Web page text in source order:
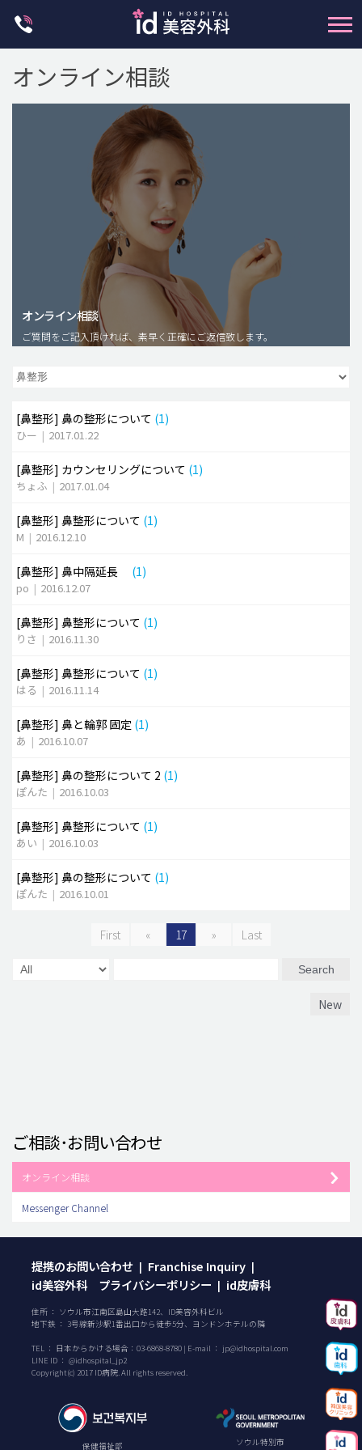
脂肪注入(アンチエイジング)
豊胸手術・バストアップ
メンズ整形
idリアルストーリー
idニュース
安全整形
ご相談のお問い合わせ
オンライン相談
オンライン相談
ご質問をご記入頂ければ、素早く正確にご返信致します。
[鼻整形] 鼻の整形について (1)
ひー | 2017.01.22
[鼻整形] カウンセリングについて (1)
ちょふ | 2017.01.04
[鼻整形] 鼻整形について (1)
M | 2016.12.10
[鼻整形] 鼻中隔延長 (1)
po | 2016.12.07
[鼻整形] 鼻整形について (1)
りさ | 2016.11.30
[鼻整形] 鼻整形について (1)
はる | 2016.11.14
[鼻整形] 鼻と輪郭 固定 (1)
あ | 2016.10.07
[鼻整形] 鼻の整形について 2 (1)
ぽんた | 2016.10.03
[鼻整形] 鼻整形について (1)
あい | 2016.10.03
[鼻整形] 鼻の整形について (1)
ぽんた | 2016.10.01
First « 17 » Last
Search
New
ご相談･お問い合わせ
オンライン相談
Messenger Channel
提携のお問い合わせ | Franchise Inquiry |
id美容外科 プライバシーポリシー | id皮膚科
住所 ： ソウル市江南区島山大路142、ID美容外科ビル
地下鉄 ： 3号線新沙駅1番出口から徒歩5分、ヨンドンホテルの隣
TEL ： 日本からかける場合： 03-6868-8780 | E-mail ： jp@idhospital.com
LINE ID ： @idhospital_jp2
Copyright(c) 2017 ID病院. All rights reserved.
保健福祉部 ソウル特別市